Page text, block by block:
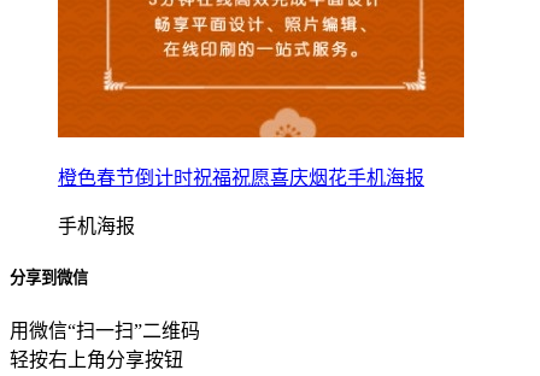
橙色春节倒计时祝福祝愿喜庆烟花手机海报
手机海报
分享到微信
用微信“扫一扫”二维码
轻按右上角分享按钮